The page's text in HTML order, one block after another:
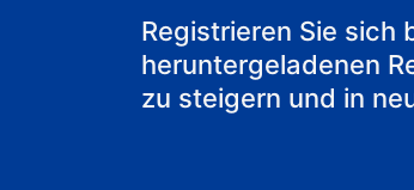
Ihr Bed
Registrieren Sie sich
heruntergeladenen
zu steigern und in